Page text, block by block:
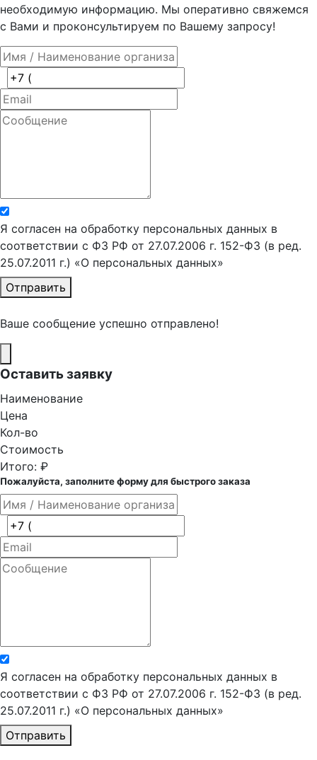
необходимую информацию. Мы оперативно свяжемся
с Вами и проконсультируем по Вашему запросу!
Я согласен на обработку персональных данных в
соответствии с ФЗ РФ от 27.07.2006 г. 152-ФЗ (в ред.
25.07.2011 г.) «О персональных данных»
Отправить
Ваше сообщение успешно отправлено!
Оставить заявку
Наименование
Цена
Кол-во
Стоимость
Итого: ₽
Пожалуйста, заполните форму для быстрого заказа
Я согласен на обработку персональных данных в
соответствии с ФЗ РФ от 27.07.2006 г. 152-ФЗ (в ред.
25.07.2011 г.) «О персональных данных»
Отправить